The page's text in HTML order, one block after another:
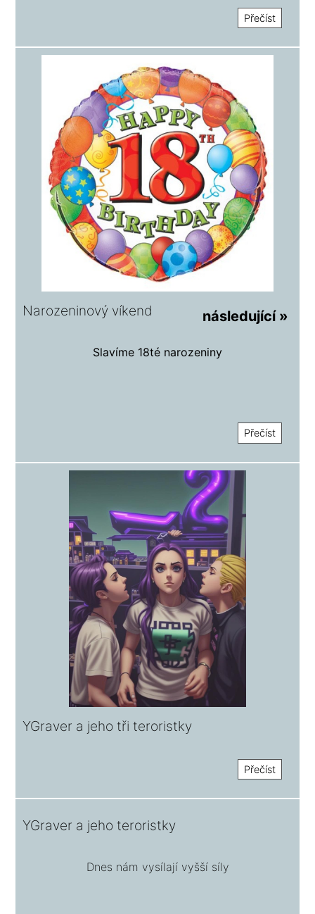
Přečíst
Narozeninový víkend
Slavíme 18té narozeniny
Přečíst
YGraver a jeho tři teroristky
Přečíst
YGraver a jeho teroristky
Dnes nám vysílají vyšší síly
následující »